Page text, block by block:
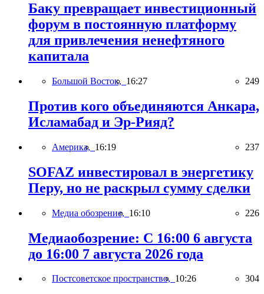
Баку превращает инвестиционный
форум в постоянную платформу
для привлечения ненефтяного
капитала
Большой Восток, 16:27 249
Против кого объединяются Анкара,
Исламабад и Эр-Рияд?
Америка, 16:19 237
SOFAZ инвестировал в энергетику
Перу, но не раскрыл сумму сделки
Медиа обозрение, 16:10 226
Медиаобозрение: С 16:00 6 августа
до 16:00 7 августа 2026 года
Постсоветское пространство, 10:26 304